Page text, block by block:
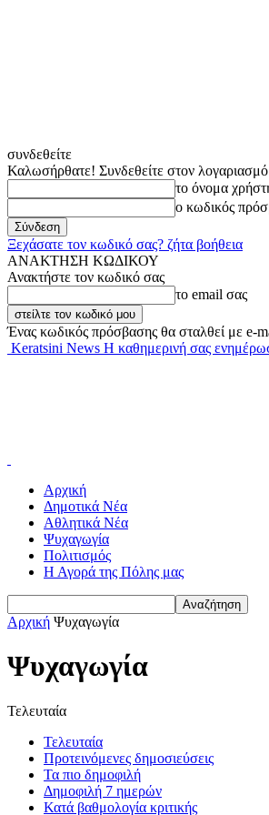
συνδεθείτε
Καλωσήρθατε! Συνδεθείτε στον
το όνομα
ο κωδικός
Ξεχάσατε τον κωδικό σας? ζήτα βοήθεια
ΑΝΑΚΤΗΣΗ ΚΩΔΙΚΟΥ
Ανακτήστε τον κωδικό σας
το email σας
Ένας κωδικός πρόσβασης θα σταλθεί με e-
Keratsini News Η καθημερινή σας
Αρχική
Δημοτικά Νέα
Αθλητικά Νέα
Ψυχαγωγία
Πολιτισμός
Η Αγορά της Πόλης μας
Αρχική Ψυχαγωγία
Ψυχαγωγία
Τελευταία
Τελευταία
Προτεινόμενες δημοσιεύσεις
Τα πιο δημοφιλή
Δημοφιλή 7 ημερών
Κατά βαθμολογία κριτικής